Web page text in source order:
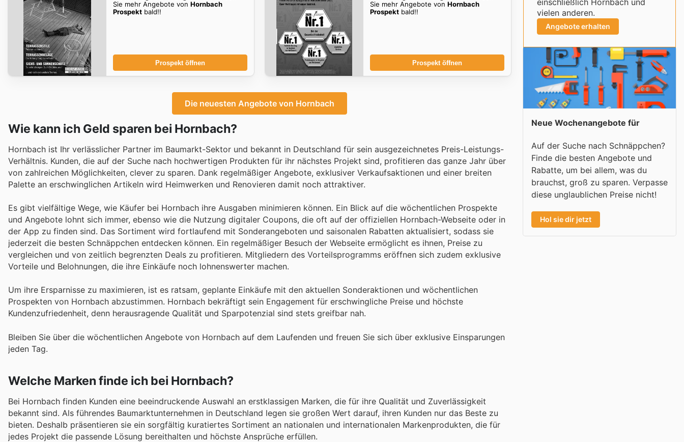
Sie mehr Angebote von Hornbach
Prospektbald!!
Prospekt öffnen
Sie mehr Angebote vonHornbach
Prospekt bald!!
Prospekt öffnen
Die neuesten Angebote von Hornbach
Wie kann ich Geld sparen bei Hornbach?
Hornbach ist Ihr verlässlicher Partner im Baumarkt-Sektor und bekannt in Deutschland für sein ausgezeichnetes Preis-Leistungs-
Verhältnis. Kunden, die auf der Suche nach hochwertigen Produkten für ihr nächstes Projekt sind, profitieren das ganze Jahr über
von zahlreichen Möglichkeiten, clever zu sparen. Dank regelmäßiger Angebote, exklusiver Verkaufsaktionen und einer breiten
Palette an erschwinglichen Artikeln wird Heimwerken und Renovieren damit noch attraktiver.
Es gibt vielfältige Wege, wie Käufer bei Hornbach ihre Ausgaben minimieren können. Ein Blick auf die wöchentlichen Prospekte
und Angebote lohnt sich immer, ebenso wie die Nutzung digitaler Coupons, die oft auf der offiziellen Hornbach-Webseite oder in
der App zu finden sind. Das Sortiment wird fortlaufend mit Sonderangeboten und saisonalen Rabatten aktualisiert, sodass sie
jederzeit die besten Schnäppchen entdecken können. Ein regelmäßiger Besuch der Webseite ermöglicht es ihnen, Preise zu
vergleichen und von zeitlich begrenzten Deals zu profitieren. Mitgliedern des Vorteilsprogramms eröffnen sich zudem exklusive
Vorteile und Belohnungen, die ihre Einkäufe noch lohnenswerter machen.
Um ihre Ersparnisse zu maximieren, ist es ratsam, geplante Einkäufe mit den aktuellen Sonderaktionen und wöchentlichen
Prospekten von Hornbach abzustimmen. Hornbach bekräftigt sein Engagement für erschwingliche Preise und höchste
Kundenzufriedenheit, denn herausragende Qualität und Sparpotenzial sind stets greifbar nah.
Bleiben Sie über die wöchentlichen Angebote von Hornbach auf dem Laufenden und freuen Sie sich über exklusive Einsparungen
jeden Tag.
Welche Marken finde ich bei Hornbach?
Bei Hornbach finden Kunden eine beeindruckende Auswahl an erstklassigen Marken, die für ihre Qualität und Zuverlässigkeit
bekannt sind. Als führendes Baumarktunternehmen in Deutschland legen sie großen Wert darauf, ihren Kunden nur das Beste zu
bieten. Deshalb präsentieren sie ein sorgfältig kuratiertes Sortiment an nationalen und internationalen Markenprodukten, die für
jedes Projekt die passende Lösung bereithalten und höchste Ansprüche erfüllen.
einschließlich Hornbach und
vielen anderen.
Angebote erhalten
Neue Wochenangebote für
Auf der Suche nach Schnäppchen?
Finde die besten Angebote und
Rabatte, um bei allem, was du
brauchst, groß zu sparen. Verpasse
diese unglaublichen Preise nicht!
Hol sie dir jetzt